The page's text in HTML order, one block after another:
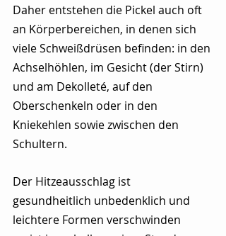
Daher entstehen die Pickel auch oft
an Körperbereichen, in denen sich
viele Schweißdrüsen befinden: in den
Achselhöhlen, im Gesicht (der Stirn)
und am Dekolleté, auf den
Oberschenkeln oder in den
Kniekehlen sowie zwischen den
Schultern.
Der Hitzeausschlag ist
gesundheitlich unbedenklich und
leichtere Formen verschwinden